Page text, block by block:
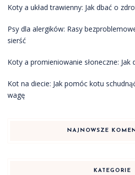
Koty a układ trawienny: Jak dbać o
Psy dla alergików: Rasy
sierść
Koty a promieniowanie słoneczne: Jak
Kot na diecie: Jak pomóc kotu
wagę
NAJNOWSZE
KATEGORIE